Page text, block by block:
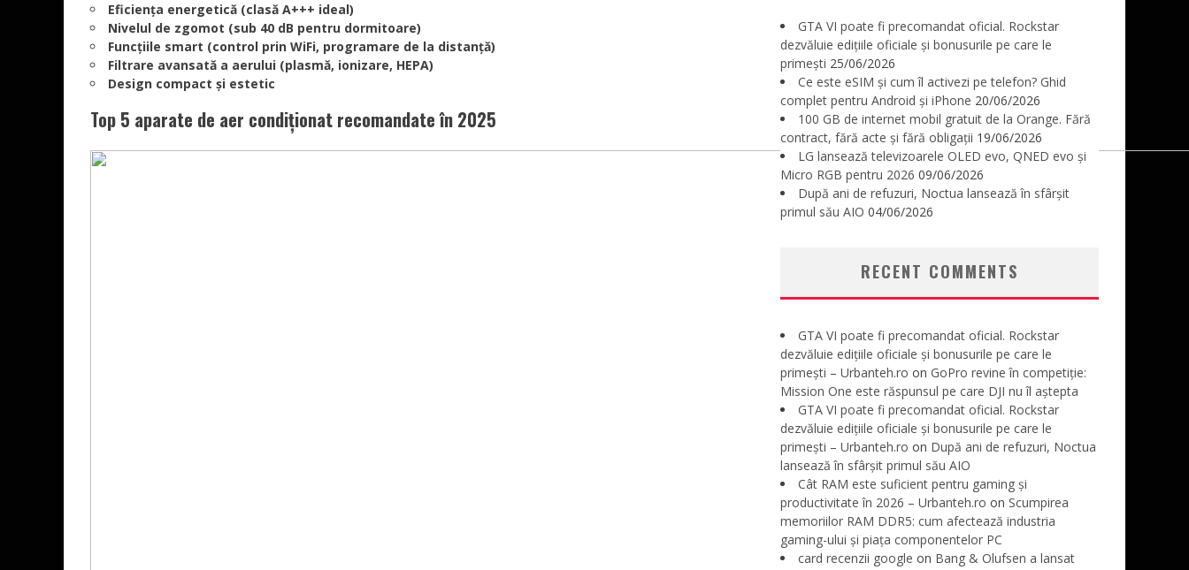
Eficiența energetică (clasă A+++ ideal)
Nivelul de zgomot (sub 40 dB pentru dormitoare)
Funcțiile smart (control prin WiFi, programare de la distanță)
Filtrare avansată a aerului (plasmă, ionizare, HEPA)
Design compact și estetic
Top 5 aparate de aer condiționat recomandate în 2025
GTA VI poate fi precomandat oficial. Rockstar
dezvăluie edițiile oficiale și bonusurile pe care le
primești 25/06/2026
Ce este eSIM și cum îl activezi pe telefon? Ghid
complet pentru Android și iPhone 20/06/2026
100 GB de internet mobil gratuit de la Orange. Fără
contract, fără acte și fără obligații 19/06/2026
LG lansează televizoarele OLED evo, QNED evo și
Micro RGB pentru 2026 09/06/2026
După ani de refuzuri, Noctua lansează în sfârșit
primul său AIO 04/06/2026
RECENT COMMENTS
GTA VI poate fi precomandat oficial. Rockstar
dezvăluie edițiile oficiale și bonusurile pe care le
primești – Urbanteh.ro on GoPro revine în competiție:
Mission One este răspunsul pe care DJI nu îl aștepta
GTA VI poate fi precomandat oficial. Rockstar
dezvăluie edițiile oficiale și bonusurile pe care le
primești – Urbanteh.ro on După ani de refuzuri, Noctua
lansează în sfârșit primul său AIO
Cât RAM este suficient pentru gaming și
productivitate în 2026 – Urbanteh.ro on Scumpirea
memoriilor RAM DDR5: cum afectează industria
gaming-ului și piața componentelor PC
card recenzii google on Bang & Olufsen a lansat